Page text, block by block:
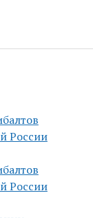
России